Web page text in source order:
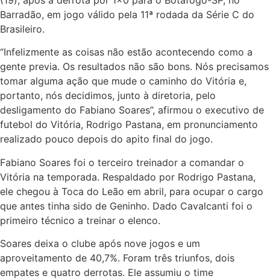
Barradão, em jogo válido pela 11ª rodada da Série C do
Brasileiro.
“Infelizmente as coisas não estão acontecendo como a
gente previa. Os resultados não são bons. Nós precisamos
tomar alguma ação que mude o caminho do Vitória e,
portanto, nós decidimos, junto à diretoria, pelo
desligamento do Fabiano Soares”, afirmou o executivo de
futebol do Vitória, Rodrigo Pastana, em pronunciamento
realizado pouco depois do apito final do jogo.
Fabiano Soares foi o terceiro treinador a comandar o
Vitória na temporada. Respaldado por Rodrigo Pastana,
ele chegou à Toca do Leão em abril, para ocupar o cargo
que antes tinha sido de Geninho. Dado Cavalcanti foi o
primeiro técnico a treinar o elenco.
Soares deixa o clube após nove jogos e um
aproveitamento de 40,7%. Foram três triunfos, dois
empates e quatro derrotas. Ele assumiu o time